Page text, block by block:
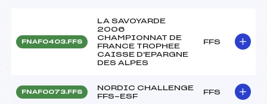
FNAF0403.FFS
LA SAVOYARDE
2006
CHAMPIONNAT DE
FRANCE TROPHEE
CAISSE D'EPARGNE
DES ALPES
FFS
FNAF0073.FFS
NORDIC CHALLENGE
FFS-ESF
FFS